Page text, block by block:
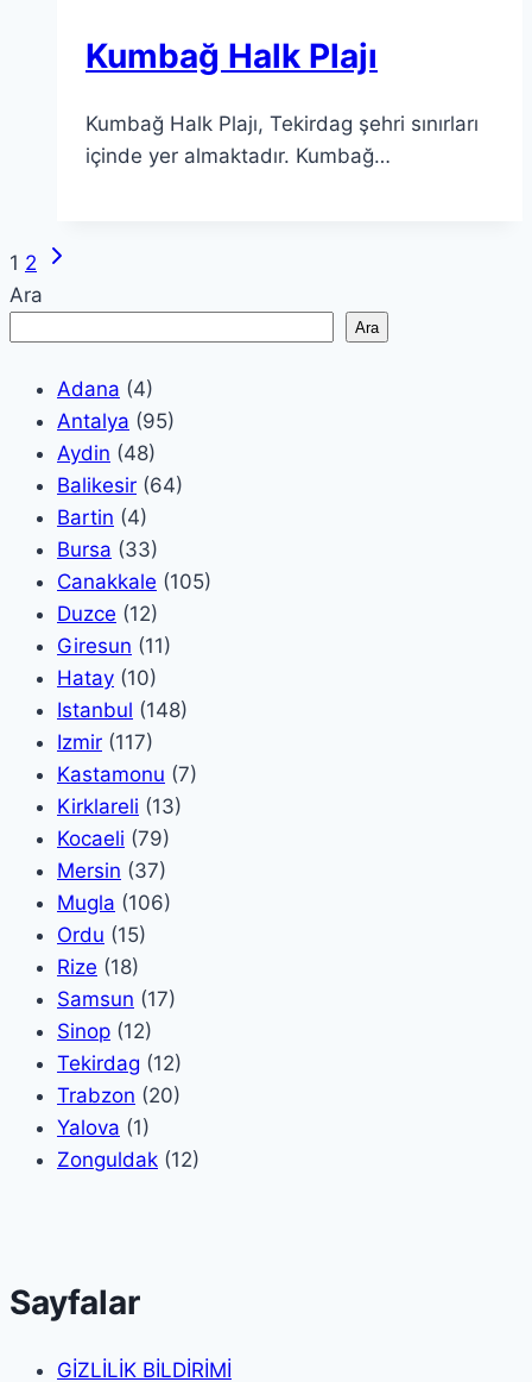
Kumbağ Halk Plajı
Kumbağ Halk Plajı, Tekirdag şehri sınırları
içinde yer almaktadır. Kumbağ…
Page
navigation
1 2
Next
Ara
Ara
Adana (4)
Antalya (95)
Aydin (48)
Balikesir (64)
Bartin (4)
Bursa (33)
Canakkale (105)
Duzce (12)
Giresun (11)
Hatay (10)
Istanbul (148)
Izmir (117)
Kastamonu (7)
Kirklareli (13)
Kocaeli (79)
Mersin (37)
Mugla (106)
Ordu (15)
Rize (18)
Samsun (17)
Sinop (12)
Tekirdag (12)
Trabzon (20)
Yalova (1)
Zonguldak (12)
Sayfalar
GİZLİLİK BİLDİRİMİ